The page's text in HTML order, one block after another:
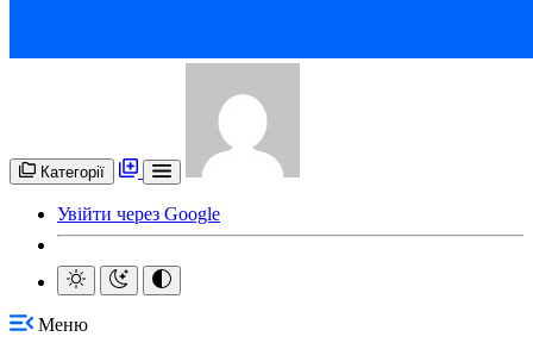
Категорії
Увійти через Google
Меню